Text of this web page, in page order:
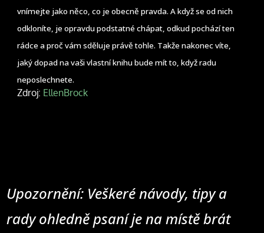
vnímejte jako něco, co je obecně pravda. A když se od nich
odkloníte, je opravdu podstatné chápat, odkud pochází ten
rádce a proč vám sděluje právě tohle. Takže nakonec víte,
jaký dopad na vaši vlastní knihu bude mít to, když radu
neposlechnete.
Zdroj: EllenBrock
Upozornění: Veškeré návody, tipy a
rady ohledně psaní je na místě brát